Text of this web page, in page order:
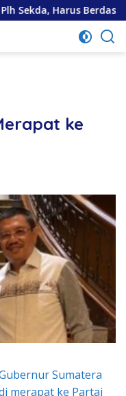
Berdasarkan
ke
Sumatera
merapat ke Partai